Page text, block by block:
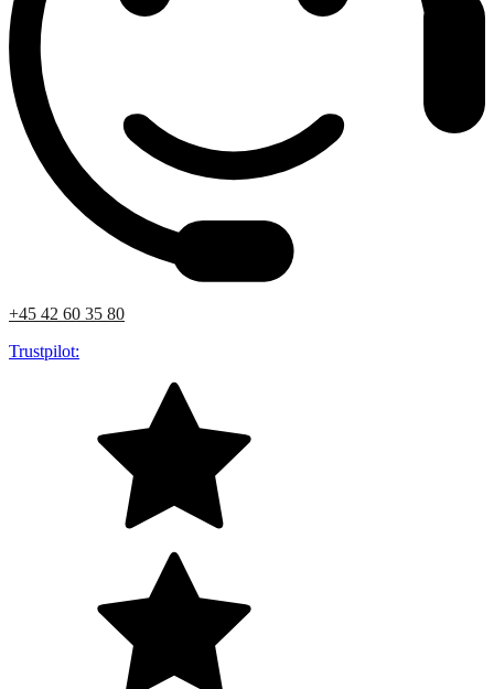
+45 42 60 35 80
Trustpilot: